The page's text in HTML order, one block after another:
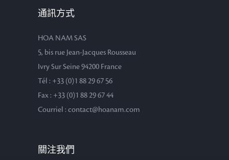
通訊方式
HOA NAM SAS
5, bis rue Jean-Jacques Rousseau
Ivry Sur Seine 94200 France
Tél : +33 (0)1 88 29 67 56
Fax : +33 (0)1 88 29 67 44
Courriel : contact@hoanam.com
關注我們